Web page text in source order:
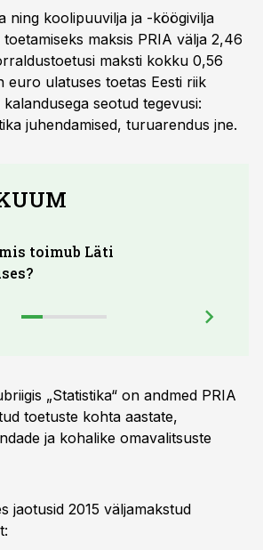
ning koolipuuvilja ja -köögivilja
maksis PRIA välja 2,46
maksti kokku 0,56
euro ulatuses toetas Eesti riik
seotud tegevusi:
juhendamised, turuarendus jne.
toimub Läti
„Statistika“ on andmed PRIA
toetuste kohta aastate,
ja kohalike omavalitsuste
jaotusid 2015 väljamakstud